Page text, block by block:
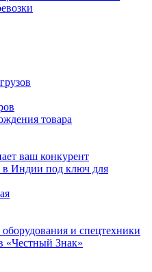
товара
ваш конкурент
Индии под ключ для
и спецтехники
«Честный Знак»